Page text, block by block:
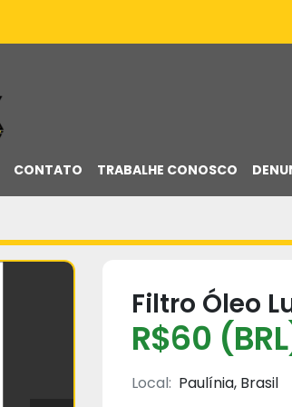
CONTATO TRABALHE CONOSCO
Filtro Óleo
R$60
Local: Paulínia, Brasil